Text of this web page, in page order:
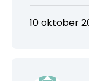
10 oktober